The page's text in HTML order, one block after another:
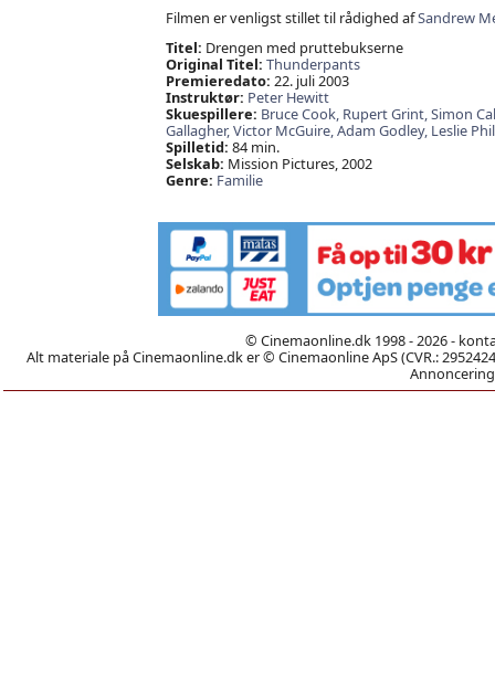
Filmen er venligst stillet til rådighed afSandrew
Titel: Drengen med pruttebukserne
Original Titel: Thunderpants
Premieredato: 22. juli 2003
Instruktør: Peter Hewitt
Skuespillere: Bruce Cook, Rupert Grint,Simon
Gallagher,Victor McGuire,Adam Godley, Leslie
Spilletid: 84 min.
Selskab: Mission Pictures, 2002
Genre: Familie
© Cinemaonline.dk 1998 - 2026 -
Alt materiale på Cinemaonline.dk er © Cinemaonline ApS (CVR.: